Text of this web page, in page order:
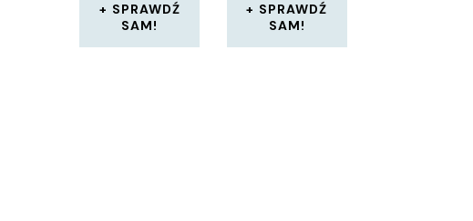
SPRAWDŹ
SAM!
SPRAWDŹ
SAM!